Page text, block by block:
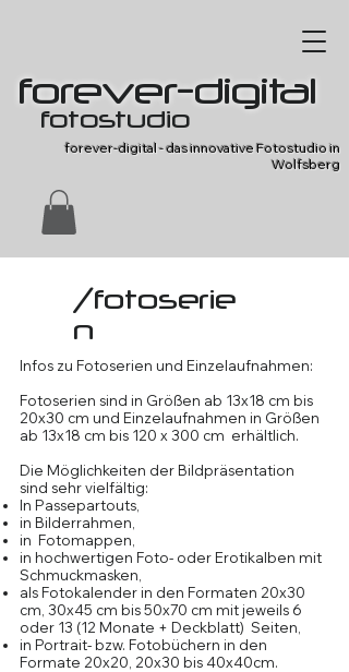
forever-digital
fotostudio
forever-digital - das innovative Fotostudio in
Wolfsberg
/fotoserie
n
Infos zu Fotoserien und Einzelaufnahmen:
Fotoserien sind in Größen ab 13x18 cm bis
20x30 cm und Einzelaufnahmen in Größen
ab 13x18 cm bis 120 x 300 cm erhältlich.
Die Möglichkeiten der Bildpräsentation
sind sehr vielfältig:
In Passepartouts,
in Bilderrahmen,
in Fotomappen,
in hochwertigen Foto- oder Erotikalben mit
Schmuckmasken,
als Fotokalender in den Formaten 20x30
cm, 30x45 cm bis 50x70 cm mit jeweils 6
oder 13 (12 Monate + Deckblatt) Seiten,
in Portrait- bzw. Fotobüchern in den
Formate 20x20, 20x30 bis 40x40cm.